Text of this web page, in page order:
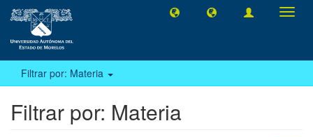
Filtrar por: Materia
Filtrar por: Materia